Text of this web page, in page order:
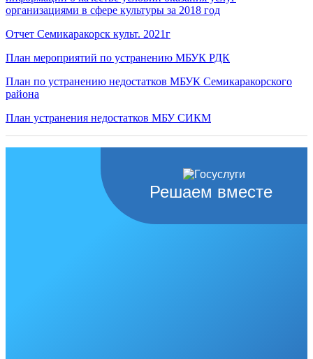
организациями в сфере культуры за 2018 год
Отчет Семикаракорск культ. 2021г
План мероприятий по устранению МБУК РДК
План по устранению недостатков МБУК Семикаракорского
района
План устранения недостатков МБУ СИКМ
Решаем вместе